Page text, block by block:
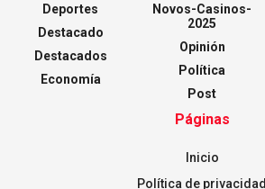
Deportes
Destacado
Destacados
Economía
Novos-Casinos-
2025
Opinión
Política
Post
Páginas
Inicio
Política de privacidad